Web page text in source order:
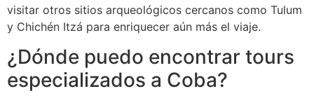
visitar otros sitios arqueológicos cercanos como Tulum
y Chichén Itzá para enriquecer aún más el viaje.
¿Dónde puedo encontrar tours
especializados a Coba?